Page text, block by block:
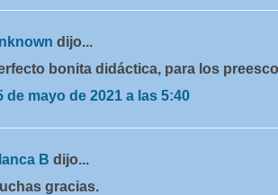
dijo...
bonita didáctica, para los
de mayo de 2021 a las 5:40
B dijo...
gracias.